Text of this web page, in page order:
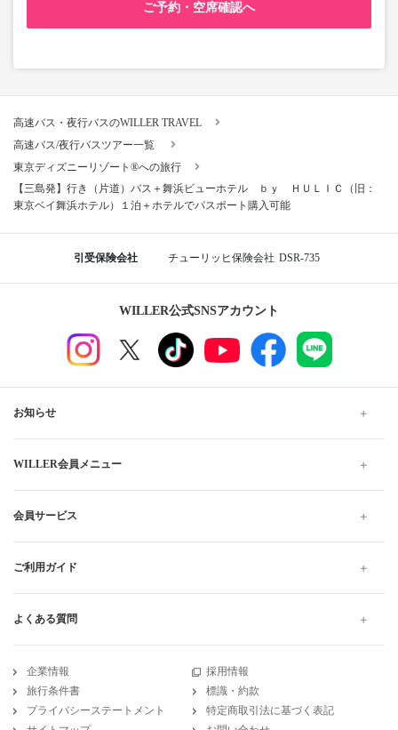
ご予約・空席確認へ
高速バス・夜行バスのWILLER TRAVEL
高速バス/夜行バスツアー一覧
東京ディズニーリゾート®への旅行
【三島発】行き（片道）バス＋舞浜ビューホテル ｂｙ ＨＵＬＩＣ（旧：
東京ベイ舞浜ホテル）１泊＋ホテルでパスポート購入可能
引受保険会社 チューリッヒ保険会社 DSR-735
WILLER公式SNSアカウント
お知らせ
WILLER会員メニュー
会員サービス
ご利用ガイド
よくある質問
企業情報
採用情報
旅行条件書
標識・約款
プライバシーステートメント
特定商取引法に基づく表記